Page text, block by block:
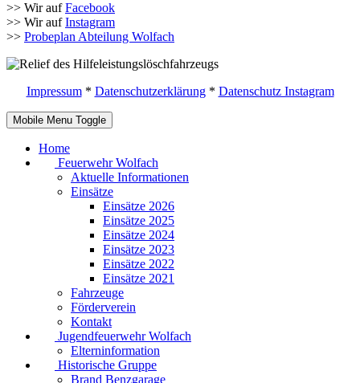
>> Wir aufFacebook
>> Wir aufInstagram
>> Probeplan Abteilung Wolfach
Impressum* Datenschutzerklärung* Datenschutz Instagram
Mobile Menu Toggle
Home
Feuerwehr Wolfach
Aktuelle Informationen
Einsätze
Einsätze 2026
Einsätze 2025
Einsätze 2024
Einsätze 2023
Einsätze 2022
Einsätze 2021
Fahrzeuge
Förderverein
Kontakt
Jugendfeuerwehr Wolfach
Elterninformation
Historische Gruppe
Brand Benzgarage